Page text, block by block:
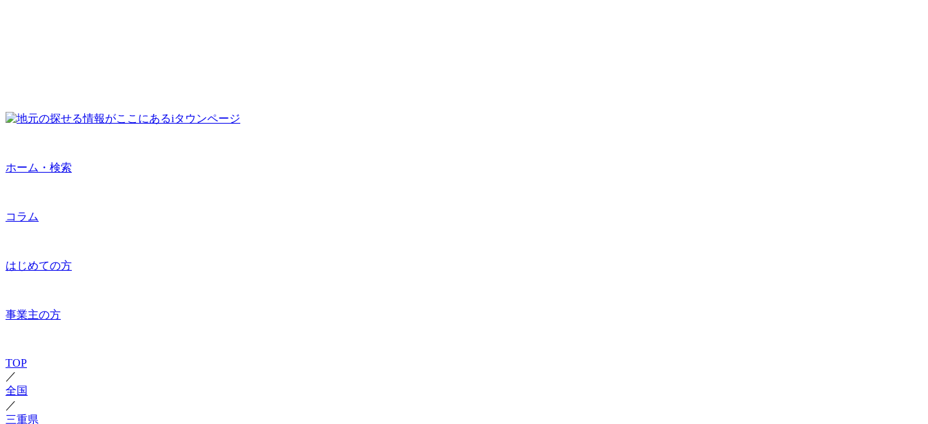
ホーム・検索
コラム
はじめての方
事業主の方
TOP
／
全国
／
三重県